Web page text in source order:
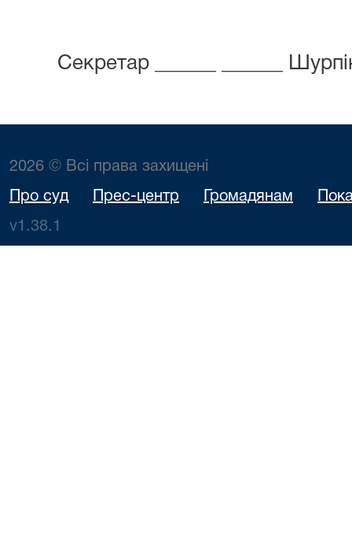
Секретар ______ ______
2026 © Всі права захищені
Про суд Прес-центр Громадянам
v1.38.1